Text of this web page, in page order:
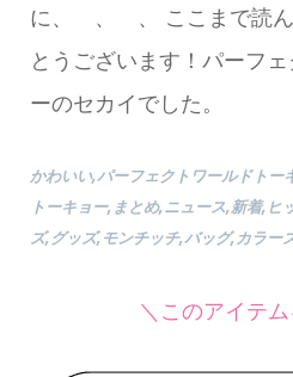
に、 、 、 ここまで読ん
とうございます！パーフ
ーのセカイでした。
かわいい,パーフェクトワールドトー
トーキョー,まとめ,ニュース,新着,ヒ
ズ,グッズ,モンチッチ,バッグ,カラー
＼このアイテ